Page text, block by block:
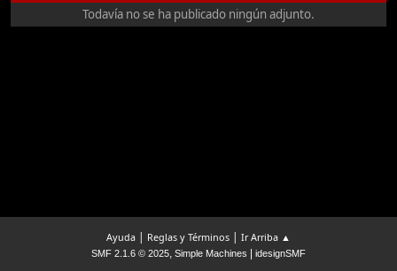
Todavía no se ha publicado ningún adjunto.
Ayuda | Reglas y Términos | Ir Arriba ▲
SMF 2.1.6 © 2025, Simple Machines idesignSMF